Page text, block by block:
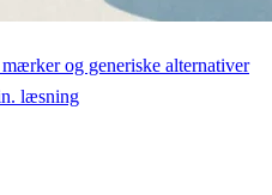
og generiske alternativer
læsning